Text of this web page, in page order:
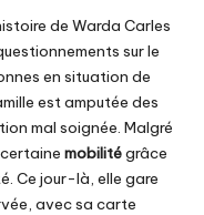
de Warda Carles
sur le
en situation de
est amputée des
mal soignée. Malgré
mobilitégrâce
Ce jour-là, elle gare
avec sa carte